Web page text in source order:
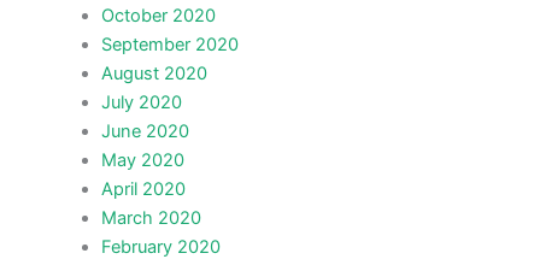
October 2020
September 2020
August 2020
July 2020
June 2020
May 2020
April 2020
March 2020
February 2020